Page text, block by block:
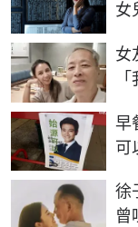
女
女
早
可
徐
曾